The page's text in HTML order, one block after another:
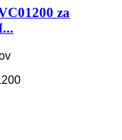
za